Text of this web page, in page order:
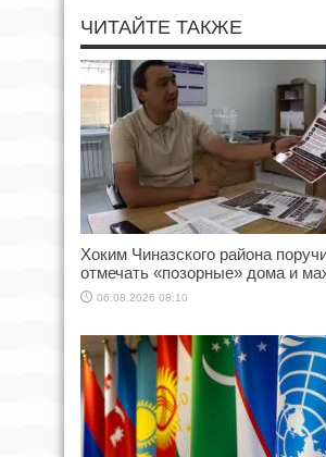
ЧИТАЙТЕ ТАКЖЕ
Хоким Чиназского района
отмечать «позорные» дома и
06.08.2026 08:10